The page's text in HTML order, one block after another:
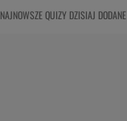
NAJNOWSZE QUIZY DZISIAJ DODANE